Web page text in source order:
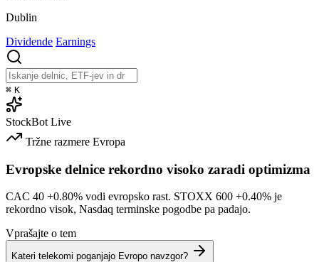
Dublin
Dividende Earnings
⌘ K
StockBot Live
Tržne razmere Evropa
Evropske delnice rekordno visoko zaradi optimizma
CAC 40 +0.80% vodi evropsko rast. STOXX 600 +0.40% je
rekordno visok, Nasdaq terminske pogodbe pa padajo.
Vprašajte o tem
Kateri telekomi poganjajo Evropo navzgor?